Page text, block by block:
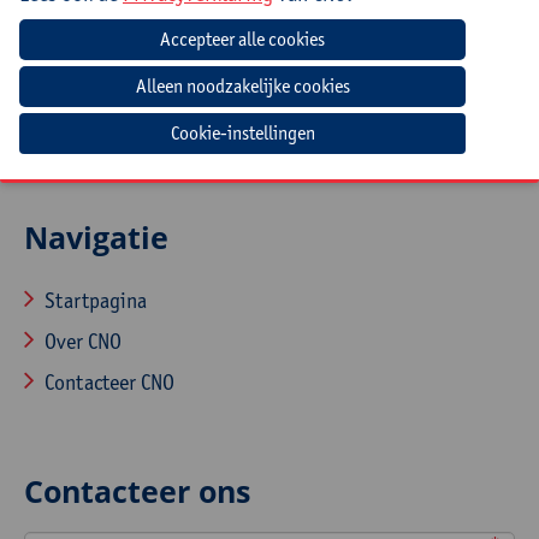
Eventueel praktijkvoorbeelden/lesvoorbereidingen
waarbij men meer autonomie aan de leerling wil
geven.
Navigatie
Startpagina
Over CNO
Contacteer CNO
Contacteer ons
Cookie-instellingen